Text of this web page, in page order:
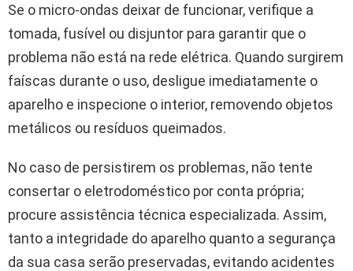
Se o micro-ondas deixar de funcionar, verifique a
tomada, fusível ou disjuntor para garantir que o
problema não está na rede elétrica. Quando surgirem
faíscas durante o uso, desligue imediatamente o
aparelho e inspecione o interior, removendo objetos
metálicos ou resíduos queimados.
No caso de persistirem os problemas, não tente
consertar o eletrodoméstico por conta própria;
procure assistência técnica especializada. Assim,
tanto a integridade do aparelho quanto a segurança
da sua casa serão preservadas, evitando acidentes